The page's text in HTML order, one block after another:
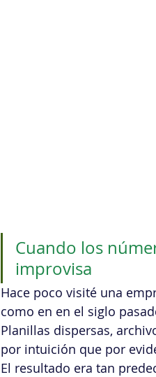
Cuando los
improvisa
Hace poco visité una
como en en el siglo
Planillas dispersas,
por intuición que por
El resultado era tan